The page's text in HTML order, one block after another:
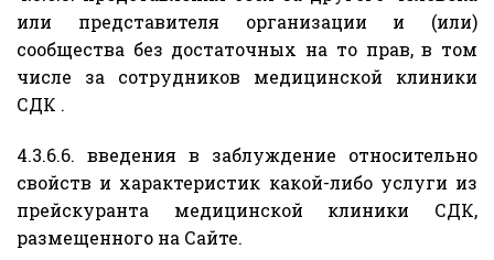
или представителя организации и (или)
сообщества без достаточных на то прав, в том
числе за сотрудников медицинской клиники
СДК .
4.3.6.6. введения в заблуждение относительно
свойств и характеристик какой-либо услуги из
прейскуранта медицинской клиники СДК,
размещенного на Сайте.